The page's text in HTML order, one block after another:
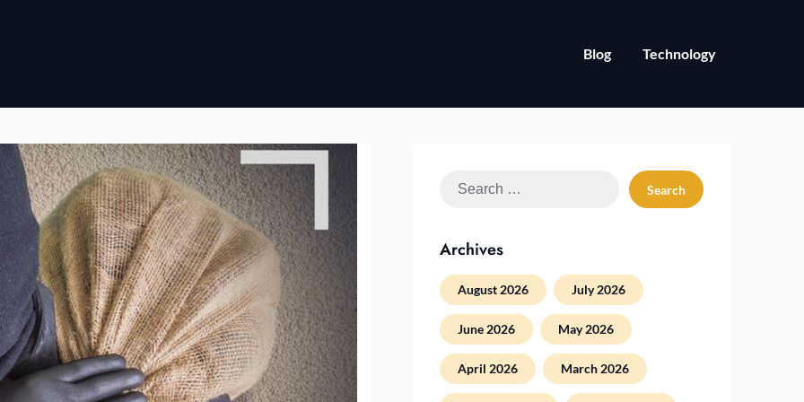
Blog Technology
Search
Archives
August 2026 July 2026
June 2026 May 2026
April 2026 March 2026